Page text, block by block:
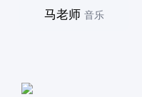
马老师 音乐